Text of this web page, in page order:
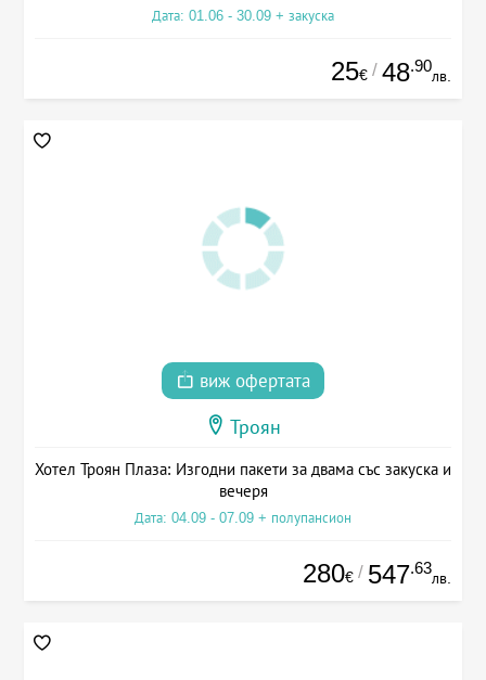
Дата: 01.06 - 30.09 + закуска
25€ / 48.90
лв.
виж офертата
Троян
Хотел Троян Плаза: Изгодни пакети за двама със закуска и
вечеря
Дата: 04.09 - 07.09 + полупансион
280€ / 547.63
лв.